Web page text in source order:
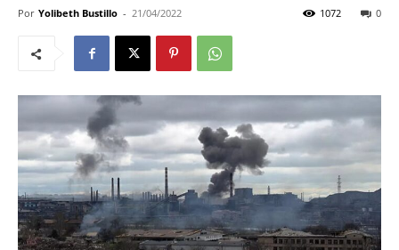
Por Yolibeth Bustillo - 21/04/2022 0
1072